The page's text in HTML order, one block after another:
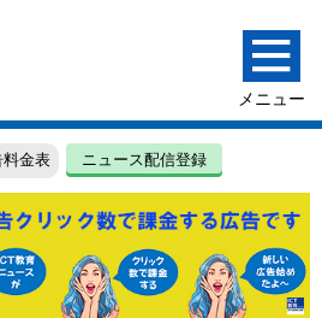
料金表 ニュース配信登録